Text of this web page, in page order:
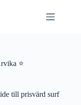
⭐
till prisvärd surf